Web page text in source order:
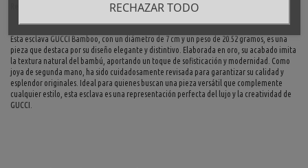
Esta esclava GUCCI Bamboo, con un diámetro de 7 cm y un peso de 20.52 gramos, es una
pieza que destaca por su diseño elegante y distintivo. Elaborada en oro, su acabado imita
la textura natural del bambú, aportando un toque de sofisticación y modernidad. Como
joya de segunda mano, ha sido cuidadosamente revisada para garantizar su calidad y
esplendor originales. Ideal para quienes buscan una pieza versátil que complemente
cualquier estilo, esta esclava es una representación perfecta del lujo y la creatividad de
GUCCI.
RECHAZAR TODO